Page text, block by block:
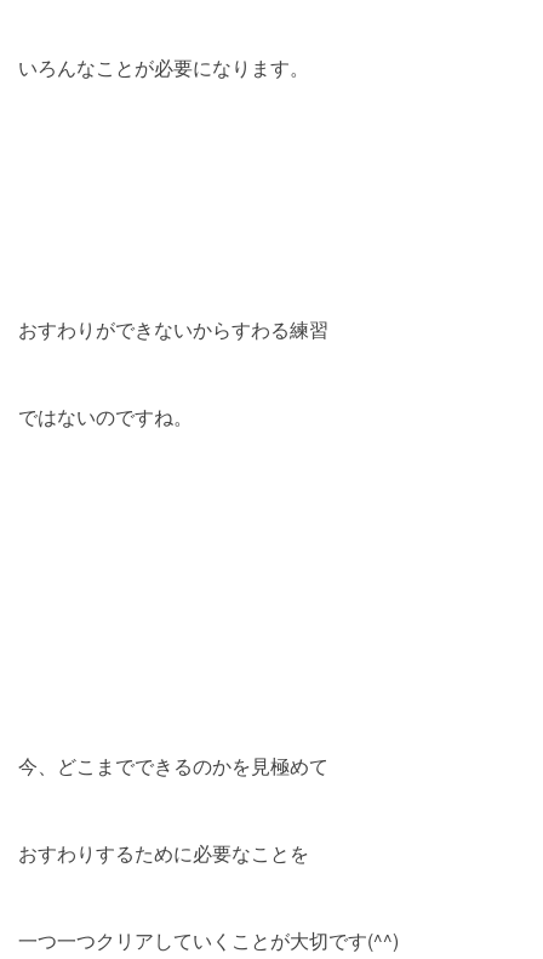
いろんなことが必要になります。
おすわりができないからすわる練習
ではないのですね。
今、どこまでできるのかを見極めて
おすわりするために必要なことを
一つ一つクリアしていくことが大切です(^^)